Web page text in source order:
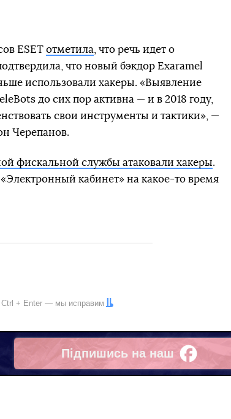
ESET отметила , что речь идет о
что новый бэкдор Exaramel
использовали хакеры. «Выявление
до сих пор активна — и в 2018 году,
свои инструменты и тактики», —
Черепанов.
фискальной службы атаковали хакеры.
кабинет» на какое-то время
Ctrl + Enter — мы исправим
Підпишись на наш
Facebook